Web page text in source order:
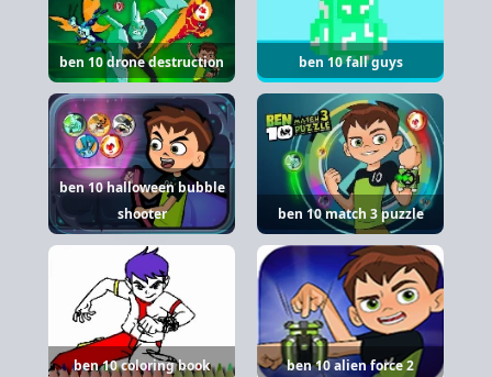
ben 10 drone destruction ben 10 fall guys
ben 10 halloween bubble
shooter
ben 10 match 3 puzzle
ben 10 coloring book ben 10 alien force 2